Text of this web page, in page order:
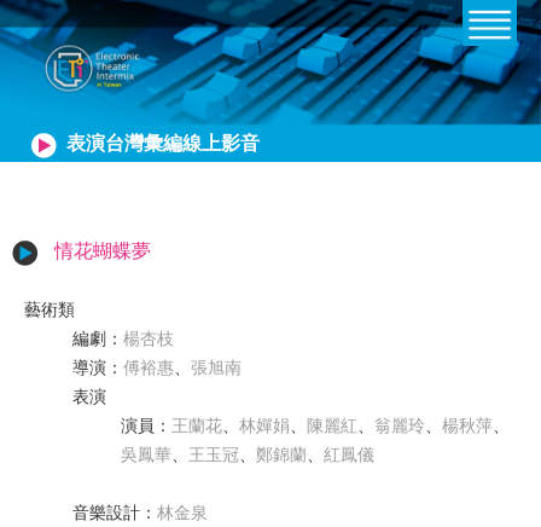
表演台灣彙編線上影音
情花蝴蝶夢
藝術類
編劇 ： 楊杏枝
導演 ： 傅裕惠、 張旭南
表演
演員 ： 王蘭花、 林嬋娟、 陳麗紅、 翁麗玲、 楊秋萍、
吳鳳華、 王玉冠、 鄭錦蘭、 紅鳳儀
音樂設計 ： 林金泉